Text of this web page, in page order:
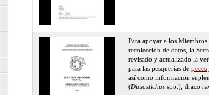
Para apoyar a los
recolección de datos, la
revisado y actualizado la
para las pesquerías de peces
así como información
(Dissostichus spp.), draco